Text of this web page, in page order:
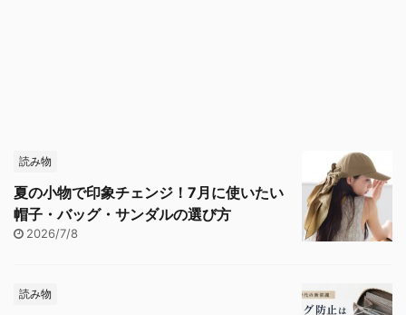
読み物
夏の小物で印象チェンジ！7月に使いたい
帽子・バッグ・サンダルの選び方
2026/7/8
読み物